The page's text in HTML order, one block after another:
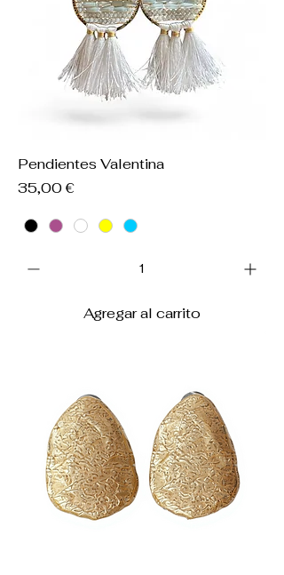
Pendientes Valentina
Precio
35,00 €
Agregar al carrito